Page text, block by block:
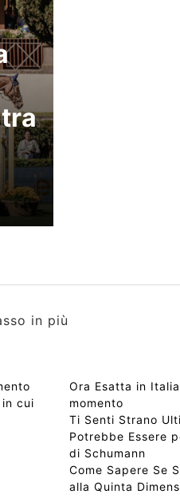
in più
cui
Ora Esatta in
momento
Ti Senti Strano
Potrebbe Essere
di Schumann
Come Sapere Se
alla Quinta